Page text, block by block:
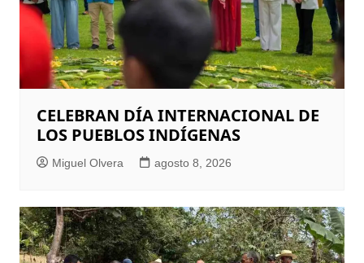
CELEBRAN DÍA INTERNACIONAL DE
LOS PUEBLOS INDÍGENAS
Miguel Olvera agosto 8, 2026